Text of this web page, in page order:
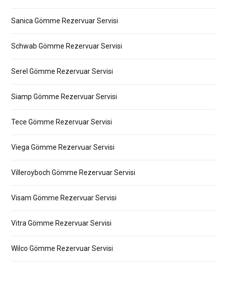
Sanica Gömme Rezervuar Servisi
Schwab Gömme Rezervuar Servisi
Serel Gömme Rezervuar Servisi
Siamp Gömme Rezervuar Servisi
Tece Gömme Rezervuar Servisi
Viega Gömme Rezervuar Servisi
Villeroyboch Gömme Rezervuar Servisi
Visam Gömme Rezervuar Servisi
Vitra Gömme Rezervuar Servisi
Wilco Gömme Rezervuar Servisi